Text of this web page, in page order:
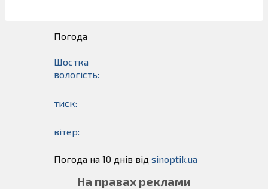
Погода
Шостка
вологість:
тиск:
вітер:
Погода на 10 днів від sinoptik.ua
На правах реклами